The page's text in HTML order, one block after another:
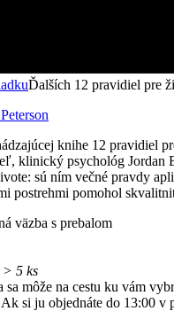
Ďalších 12 pravidiel pre
knihe 12 pravidiel
klinický psychológ Jordan
sú ním večné pravdy
postrehmi pomohol
väzba s prebalom
> 5 ks
sa môže na cestu ku vám
si ju objednáte do 13:00 v